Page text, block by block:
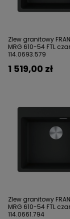
Zlew granitowy
MRG 610-54 FTL
114.0693.579
1 519,00 zł
Zlew granitowy
MRG 610-54 FTL
114.0661.794